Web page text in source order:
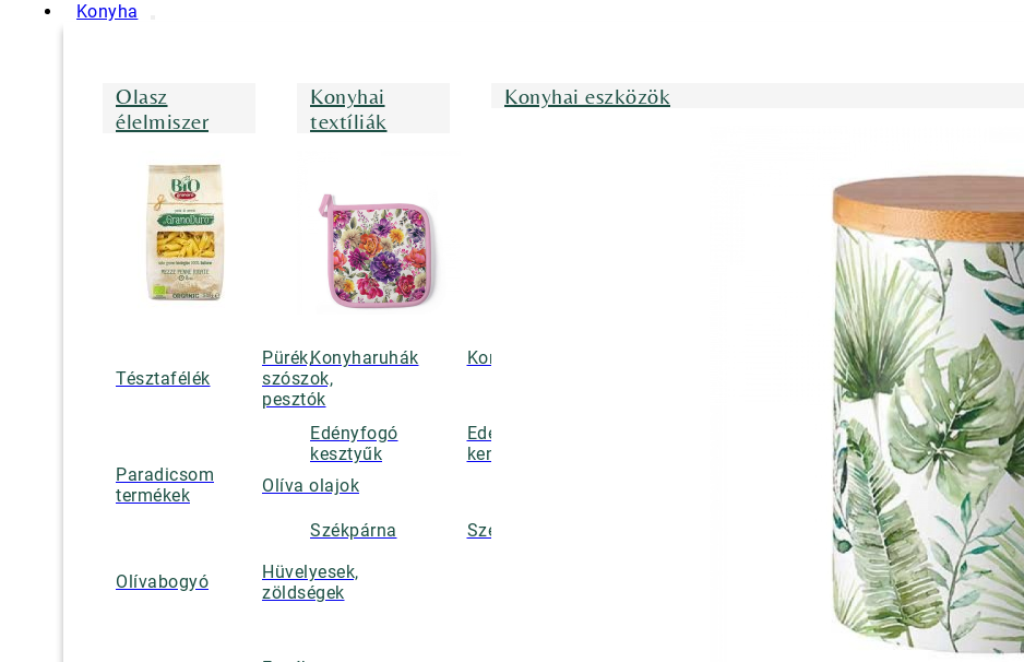
Konyha
Olasz
élelmiszer
Tésztafélék
Pürék,
szószok,
pesztók
Paradicsom
termékek
Olíva olajok
Olívabogyó
Hüvelyesek,
zöldségek
Konyhai
textíliák
Konyharuhák Konyhai kötények
Edényfogó
kesztyűk
Edényalátétek,
kenyérkosarak
Székpárna Szettek
Konyhai eszközök